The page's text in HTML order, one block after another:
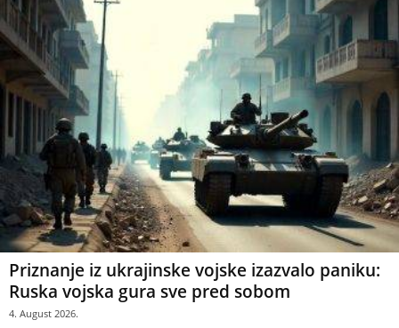
Priznanje iz ukrajinske vojske izazvalo paniku:
Ruska vojska gura sve pred sobom
4. August 2026.